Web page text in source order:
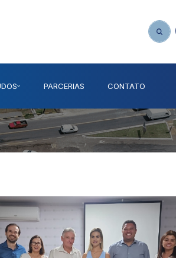
PARCERIAS CONTATO